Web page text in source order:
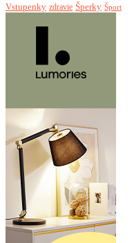
Vstupenky zdravie Šperky Šport